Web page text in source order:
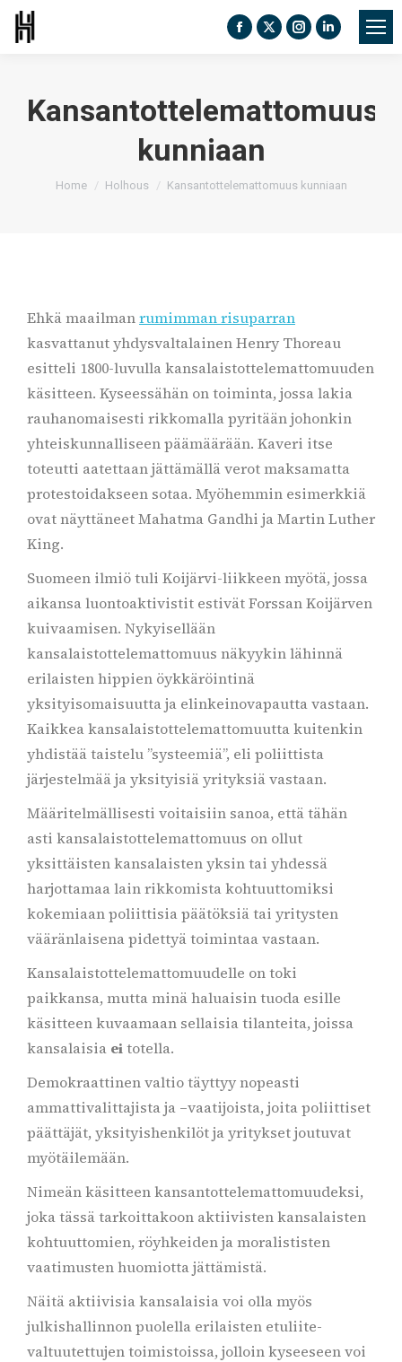
Facebook
in
window
X
in
Instagram
in
Linkedin
in
Kansantottelemattomuus
kunniaan
You are here:
Home Holhous Kansantottelemattomuus kunniaan
Ehkä maailmanrumimman risuparran
kasvattanut yhdysvaltalainen Henry Thoreau
esitteli 1800-luvulla kansalaistottelemattomuuden
käsitteen. Kyseessähän on toiminta, jossa lakia
rauhanomaisesti rikkomalla pyritään johonkin
yhteiskunnalliseen päämäärään. Kaveri itse
toteutti aatettaan jättämällä verot maksamatta
protestoidakseen sotaa. Myöhemmin esimerkkiä
ovat näyttäneet Mahatma Gandhi ja Martin Luther
King.
Suomeen ilmiö tuli Koijärvi-liikkeen myötä, jossa
aikansa luontoaktivistit estivät Forssan Koijärven
kuivaamisen. Nykyisellään
kansalaistottelemattomuus näkyykin lähinnä
erilaisten hippien öykkäröintinä
yksityisomaisuutta ja elinkeinovapautta vastaan.
Kaikkea kansalaistottelemattomuutta kuitenkin
yhdistää taistelu ”systeemiä”, eli poliittista
järjestelmää ja yksityisiä yrityksiä vastaan.
Määritelmällisesti voitaisiin sanoa, että tähän
asti kansalaistottelemattomuus on ollut
yksittäisten kansalaisten yksin tai yhdessä
harjottamaa lain rikkomista kohtuuttomiksi
kokemiaan poliittisia päätöksiä tai yritysten
vääränlaisena pidettyä toimintaa vastaan.
Kansalaistottelemattomuudelle on toki
paikkansa, mutta minä haluaisin tuoda esille
käsitteen kuvaamaan sellaisia tilanteita, joissa
kansalaisia eitotella.
Demokraattinen valtio täyttyy nopeasti
ammattivalittajista ja –vaatijoista, joita poliittiset
päättäjät, yksityishenkilöt ja yritykset joutuvat
myötäilemään.
Nimeän käsitteen kansantottelemattomuudeksi,
joka tässä tarkoittakoon aktiivisten kansalaisten
kohtuuttomien, röyhkeiden ja moralististen
vaatimusten huomiotta jättämistä.
Näitä aktiivisia kansalaisia voi olla myös
julkishallinnon puolella erilaisten etuliite-
valtuutettujen toimistoissa, jolloin kyseeseen voi